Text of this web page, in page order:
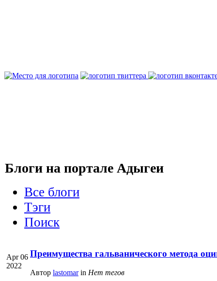
Блоги на портале Адыгеи
Все блоги
Тэги
Поиск
Apr 06
2022
Преимущества гальванического метода
Автор lastomarin Нет тегов